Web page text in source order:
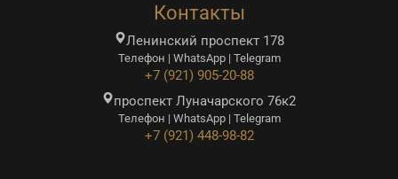
Контакты
Ленинский проспект 178
Телефон | WhatsApp | Telegram
+7 (921) 905-20-88
проспект Луначарского 76к2
Телефон | WhatsApp | Telegram
+7 (921) 448-98-82